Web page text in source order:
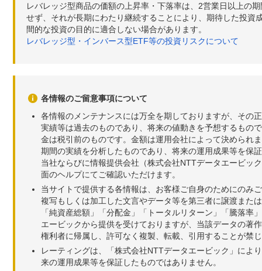
レバレッジ型商品の価額の上昇率・下落率は、2営業日以上の
せず、それが長期にわたり継続することにより、期待した投
間的な投資の目的に適合しない場合があります。
レバレッジ型・インバース型ETF等の投資リスクについて
各情報のご留意事項について
各情報のメンテナンスには万全を期しておりますが、その
実績等は過去のものであり、将来の値動きを予想するもの
金は税引前のものです。金額は運用会社によって決められ
期間の実績を分析したものであり、将来の運用成果等を保
当社ならびに情報提供会社（株式会社NTTデータエービッ
面のヘルプにてご確認いただけます。
当サイトで提供する各情報は、お客様ご自身のためにのみ
複写もしくは加工した文言やデータ等を第三者に譲渡また
「純資産総額」「分配金」「トータルリターン」「騰落
エービックから提供を受けておりますが、当該データの著
権利者に帰属し、許可なく複製、転載、引用することが禁
レーティングは、「株式会社NTTデータエービック」によ
来の運用成果等を保証したものではありません。